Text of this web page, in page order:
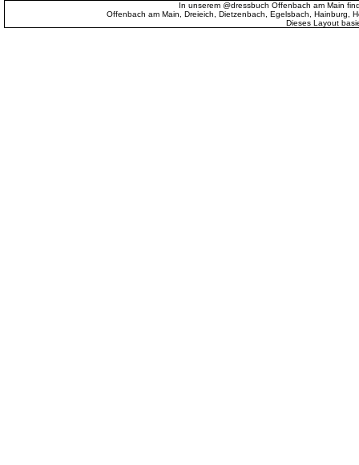
In unserem @dressbuch Offenbach am Main
Offenbach am Main, Dreieich, Dietzenbach, Egelsbach, Hainburg,
Dieses Layout